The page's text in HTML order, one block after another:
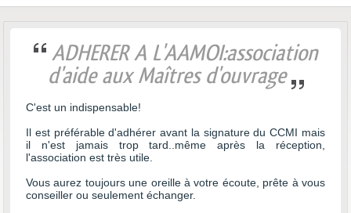
ADHERER A L'AAMOI:association
d'aide aux Maîtres d'ouvrage
C'est un indispensable!
Il est préférable d'adhérer avant la signature du CCMI mais
il n'est jamais trop tard..même après la réception,
l'association est très utile.
Vous aurez toujours une oreille à votre écoute, prête à vous
conseiller ou seulement échanger.